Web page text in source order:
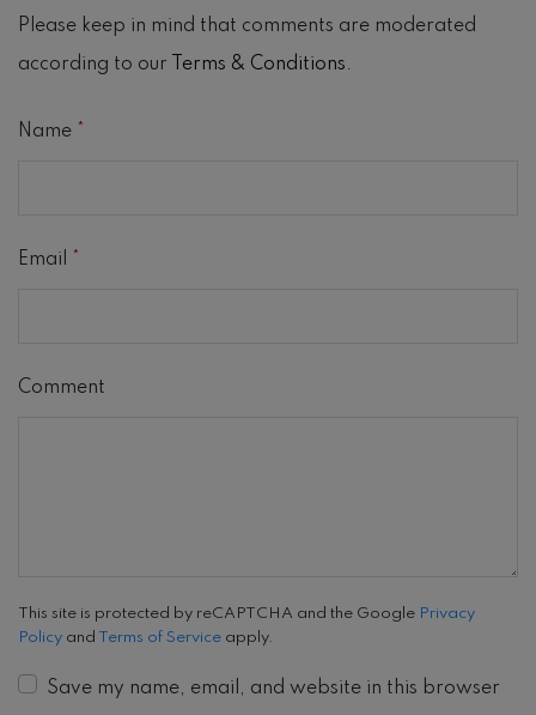
Please keep in mind that comments are moderated
according to our Terms & Conditions.
Name
Email
Comment
This site is protected by reCAPTCHA and the Google Privacy
Policy and Terms of Service apply.
Save my name, email, and website in this browser